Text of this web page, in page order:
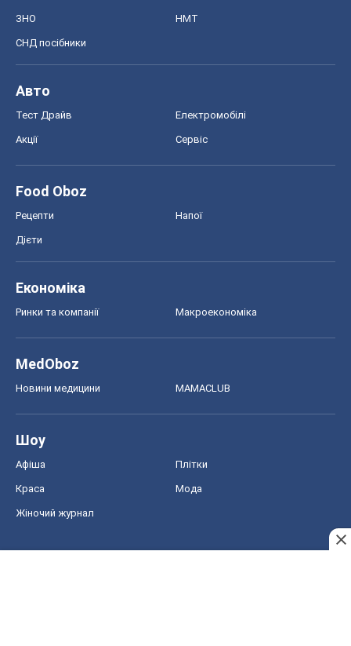
ЗНО НМТ
СНД посібники
Авто
Тест Драйв Електромобілі
Акції Сервіс
Food Oboz
Рецепти Напої
Дієти
Економіка
Ринки та компанії Макроекономіка
MedOboz
Новини медицини MAMACLUB
Шоу
Афіша Плітки
Краса Мода
Жіночий журнал